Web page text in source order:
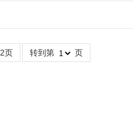
页 转到第 页